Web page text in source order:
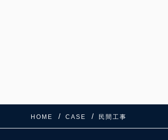
HOME CASE 民間工事